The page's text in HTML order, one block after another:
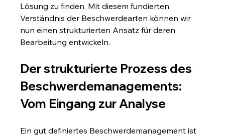
Lösung zu finden. Mit diesem fundierten
Verständnis der Beschwerdearten können wir
nun einen strukturierten Ansatz für deren
Bearbeitung entwickeln.
Der strukturierte Prozess des
Beschwerdemanagements:
Vom Eingang zur Analyse
Ein gut definiertes Beschwerdemanagement ist